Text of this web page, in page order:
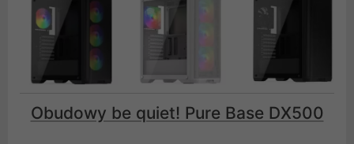
Obudowy be quiet! Pure Base DX500